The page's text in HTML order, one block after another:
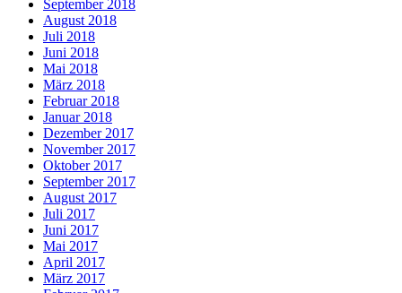
September 2018
August 2018
Juli 2018
Juni 2018
Mai 2018
März 2018
Februar 2018
Januar 2018
Dezember 2017
November 2017
Oktober 2017
September 2017
August 2017
Juli 2017
Juni 2017
Mai 2017
April 2017
März 2017